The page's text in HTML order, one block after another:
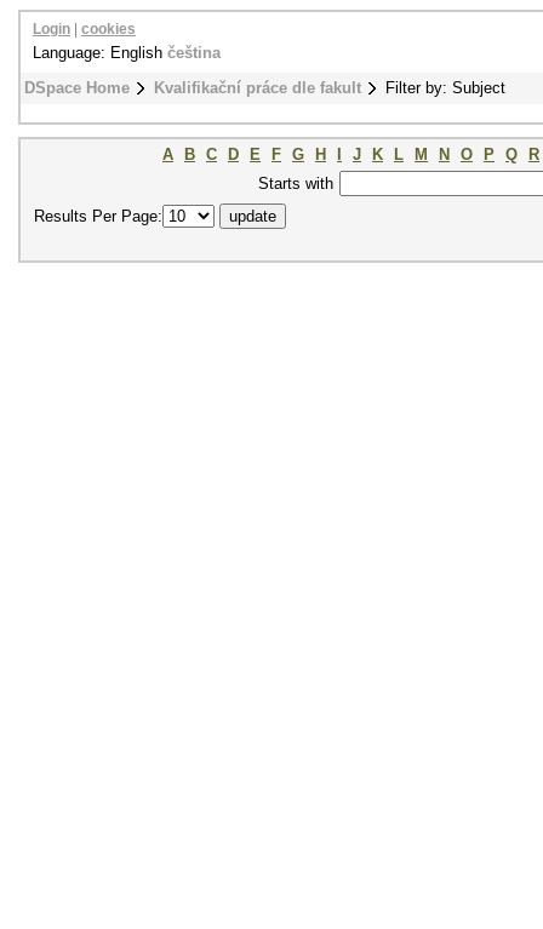
DSpace Home Kvalifikační práce dle fakult Filter by: Subject
Login cookies
Language: English čeština
A B C D E F G H J K L M N O P Q
R
Starts with
Results Per Page: